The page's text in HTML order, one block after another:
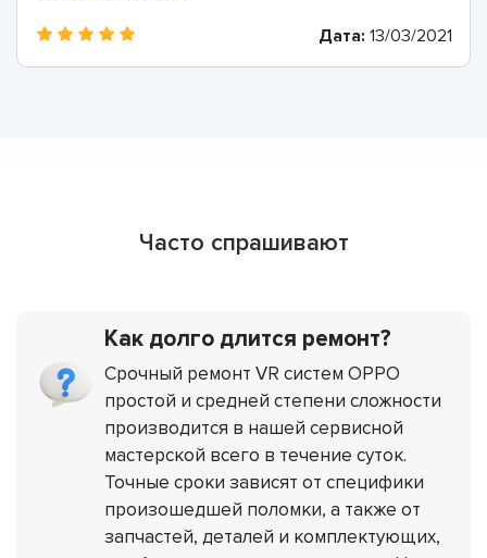
Дата: 13/03/2021
Часто спрашивают
Как долго длится ремонт?
Срочный ремонт VR систем OPPO
простой и средней степени сложности
производится в нашей сервисной
мастерской всего в течение суток.
Точные сроки зависят от специфики
произошедшей поломки, а также от
запчастей, деталей и комплектующих,